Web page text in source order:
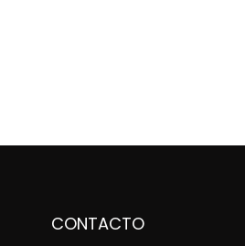
CONTACTO